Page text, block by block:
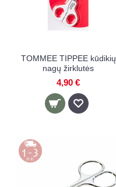
TOMMEE TIPPEE kūdikių
nagų žirklutės
4,90 €